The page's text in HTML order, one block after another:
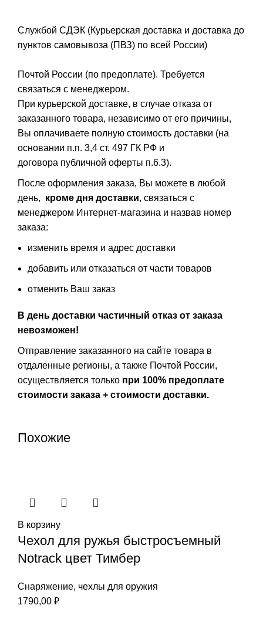
Службой СДЭК (Курьерская доставка и доставка до
пунктов самовывоза (ПВЗ) по всей России)
Почтой России (по предоплате). Требуется
связаться с менеджером.
При курьерской доставке, в случае отказа от
заказанного товара, независимо от его причины,
Вы оплачиваете полную стоимость доставки (на
основании п.п. 3,4 ст. 497 ГК РФ и
договора публичной оферты п.6.3).
После оформления заказа, Вы можете в любой
день, кроме дня доставки, связаться с
менеджером Интернет-магазина и назвав номер
заказа:
изменить время и адрес доставки
добавить или отказаться от части товаров
отменить Ваш заказ
В день доставки частичный отказ от заказа
невозможен!
Отправление заказанного на сайте товара в
отдаленные регионы, а также Почтой России,
осуществляется только при 100% предоплате
стоимости заказа + стоимости доставки.
Похожие
В корзину
Чехол для ружья быстросъемный
Notrack цвет Тимбер
Снаряжение, чехлы для оружия
1790,00 ₽